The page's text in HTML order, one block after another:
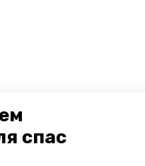
спас